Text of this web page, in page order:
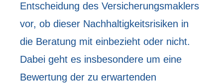
Entscheidung des Ver­sicherungs­maklers
vor, ob dieser Nachhaltigkeitsrisiken in
die Beratung mit einbezieht oder nicht.
Dabei geht es insbesondere um eine
Bewertung der zu erwartenden